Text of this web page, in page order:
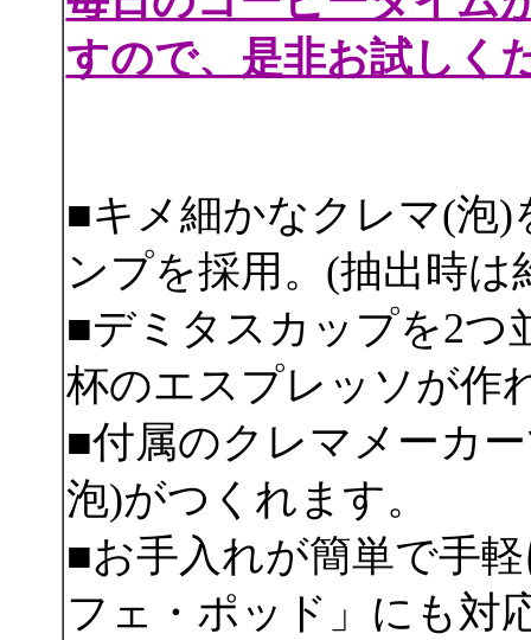
すので、是非お試しく
■キメ細かなクレマ(泡)
ンプを採用。(抽出時は
■デミタスカップを2つ
杯のエスプレッソが作
■付属のクレマメーカ
泡)がつくれます。
■お手入れが簡単で手
フェ・ポッド」にも対